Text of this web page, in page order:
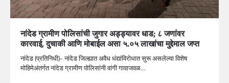
नांदेड ग्रामीण पोलिसांची जुगार अड्ड्यावर धाड; ८ जणांवर
कारवाई, दुचाकी आणि मोबाईल असा ५.०५ लाखांचा मुद्देमाल जप्त
नांदेड (प्रतिनिधी)- नांदेड जिल्ह्यात अवैध धंद्यांविरोधात सुरू असलेल्या विशेष
मोहिमेअंतर्गत नांदेड ग्रामीण पोलिसांनी वांगी गावाजवळ…